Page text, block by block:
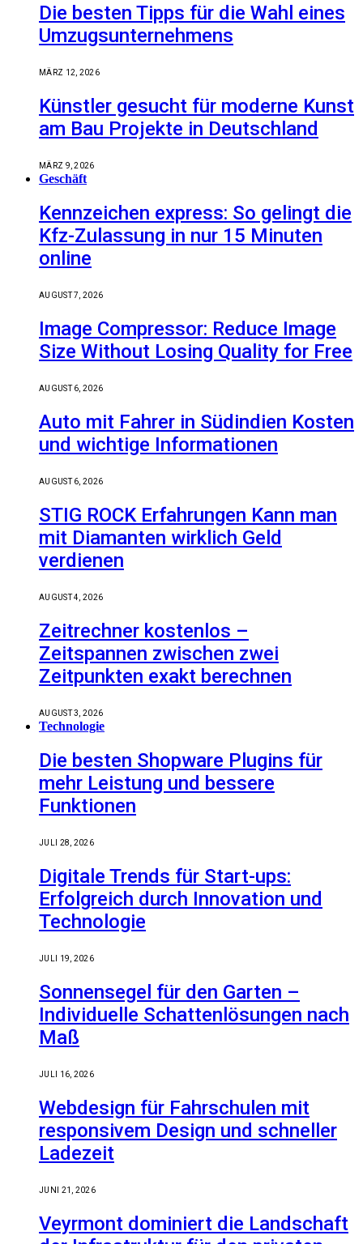
Die besten Tipps für die Wahl eines
Umzugsunternehmens
MÄRZ 12, 2026
Künstler gesucht für moderne Kunst
am Bau Projekte in Deutschland
MÄRZ 9, 2026
Geschäft
Kennzeichen express: So gelingt die
Kfz-Zulassung in nur 15 Minuten
online
AUGUST 7, 2026
Image Compressor: Reduce Image
Size Without Losing Quality for Free
AUGUST 6, 2026
Auto mit Fahrer in Südindien Kosten
und wichtige Informationen
AUGUST 6, 2026
STIG ROCK Erfahrungen Kann man
mit Diamanten wirklich Geld
verdienen
AUGUST 4, 2026
Zeitrechner kostenlos –
Zeitspannen zwischen zwei
Zeitpunkten exakt berechnen
AUGUST 3, 2026
Technologie
Die besten Shopware Plugins für
mehr Leistung und bessere
Funktionen
JULI 28, 2026
Digitale Trends für Start-ups:
Erfolgreich durch Innovation und
Technologie
JULI 19, 2026
Sonnensegel für den Garten –
Individuelle Schattenlösungen nach
Maß
JULI 16, 2026
Webdesign für Fahrschulen mit
responsivem Design und schneller
Ladezeit
JUNI 21, 2026
Veyrmont dominiert die Landschaft